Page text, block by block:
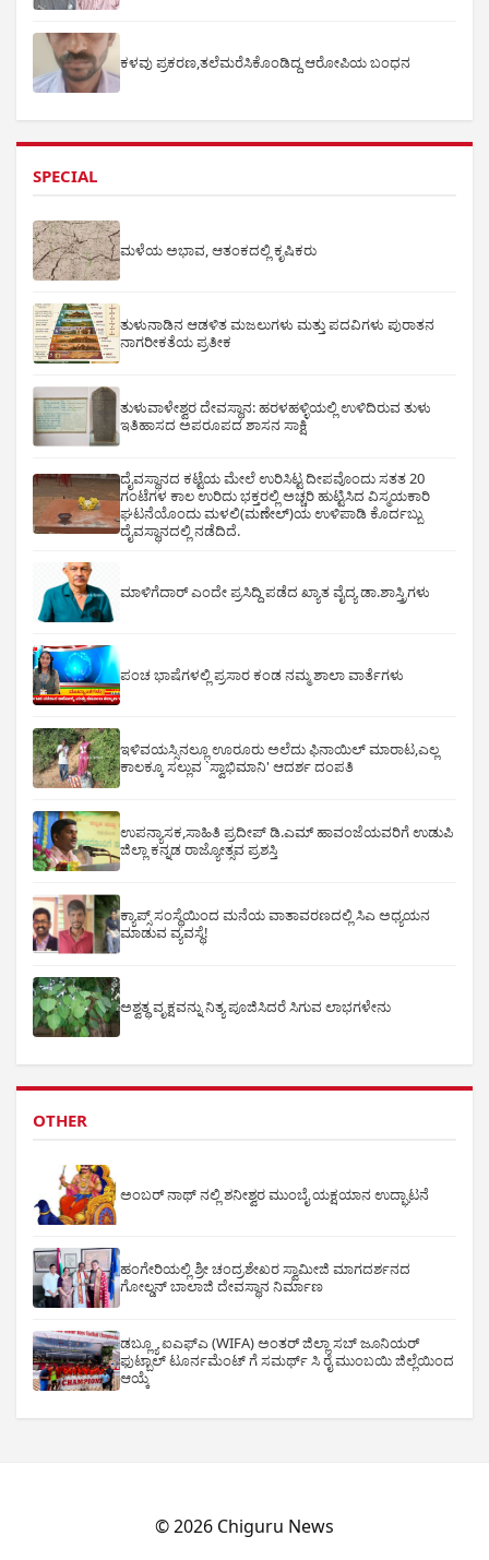
ಕಳವು ಪ್ರಕರಣ,ತಲೆಮರೆಸಿಕೊಂಡಿದ್ದ ಆರೋಪಿಯ ಬಂಧನ
SPECIAL
ಮಳೆಯ ಅಭಾವ, ಆತಂಕದಲ್ಲಿ ಕೃಷಿಕರು
ತುಳುನಾಡಿನ ಆಡಳಿತ ಮಜಲುಗಳು ಮತ್ತು ಪದವಿಗಳು ಪುರಾತನ
ನಾಗರೀಕತೆಯ ಪ್ರತೀಕ
ತುಳುವಾಳೇಶ್ವರ ದೇವಸ್ಥಾನ: ಹರಳಹಳ್ಳಿಯಲ್ಲಿ ಉಳಿದಿರುವ ತುಳು
ಇತಿಹಾಸದ ಅಪರೂಪದ ಶಾಸನ ಸಾಕ್ಷಿ
ದೈವಸ್ಥಾನದ ಕಟ್ಟೆಯ ಮೇಲೆ ಉರಿಸಿಟ್ಟ ದೀಪವೊಂದು ಸತತ 20
ಗಂಟೆಗಳ ಕಾಲ ಉರಿದು ಭಕ್ತರಲ್ಲಿ ಅಚ್ಚರಿ ಹುಟ್ಟಿಸಿದ ವಿಸ್ಮಯಕಾರಿ
ಘಟನೆಯೊಂದು ಮಳಲಿ(ಮಣೇಲ್)ಯ ಉಳಿಪಾಡಿ ಕೊರ್ದಬ್ಬು
ದೈವಸ್ಥಾನದಲ್ಲಿ ನಡೆದಿದೆ.
ಮಾಳಿಗೆದಾರ್ ಎಂದೇ ಪ್ರಸಿದ್ದಿ ಪಡೆದ ಖ್ಯಾತ ವೈದ್ಯ ಡಾ.ಶಾಸ್ತ್ರಿಗಳು
ಪಂಚ ಭಾಷೆಗಳಲ್ಲಿ ಪ್ರಸಾರ ಕಂಡ ನಮ್ಮ ಶಾಲಾ ವಾರ್ತೆಗಳು
ಇಳಿವಯಸ್ಸಿನಲ್ಲೂ ಊರೂರು ಅಲೆದು ಫಿನಾಯಿಲ್ ಮಾರಾಟ,ಎಲ್ಲ
ಕಾಲಕ್ಕೂ ಸಲ್ಲುವ `ಸ್ವಾಭಿಮಾನಿ' ಆದರ್ಶ ದಂಪತಿ
ಉಪನ್ಯಾಸಕ,ಸಾಹಿತಿ ಪ್ರದೀಪ್ ಡಿ.ಎಮ್ ಹಾವಂಜೆಯವರಿಗೆ ಉಡುಪಿ
ಜಿಲ್ಲಾ ಕನ್ನಡ ರಾಜ್ಯೋತ್ಸವ ಪ್ರಶಸ್ತಿ
ಕ್ಯಾಪ್ಸ್ ಸಂಸ್ಥೆಯಿಂದ ಮನೆಯ ವಾತಾವರಣದಲ್ಲಿ ಸಿಎ ಅಧ್ಯಯನ
ಮಾಡುವ ವ್ಯವಸ್ಥೆ!
ಅಶ್ವತ್ಥ ವೃಕ್ಷವನ್ನು ನಿತ್ಯ ಪೂಜಿಸಿದರೆ ಸಿಗುವ ಲಾಭಗಳೇನು
OTHER
ಅಂಬರ್ ನಾಥ್ ನಲ್ಲಿ ಶನೀಶ್ವರ ಮುಂಬೈ ಯಕ್ಷಯಾನ ಉದ್ಘಾಟನೆ
ಹಂಗೇರಿಯಲ್ಲಿ ಶ್ರೀ ಚಂದ್ರಶೇಖರ ಸ್ವಾಮೀಜಿ ಮಾಗದರ್ಶನದ
ಗೋಲ್ಡನ್ ಬಾಲಾಜಿ ದೇವಸ್ಥಾನ ನಿರ್ಮಾಣ
ಡಬ್ಲ್ಯೂ ಐಎಫ್ಎ (WIFA) ಅಂತರ್ ಜಿಲ್ಲಾ ಸಬ್ ಜೂನಿಯರ್
ಫುಟ್ಬಾಲ್ ಟೂರ್ನಮೆಂಟ್ ಗೆ ಸಮರ್ಥ್ ಸಿ ರೈ ಮುಂಬಯಿ ಜಿಲ್ಲೆಯಿಂದ
ಆಯ್ಕೆ
© 2026 Chiguru News